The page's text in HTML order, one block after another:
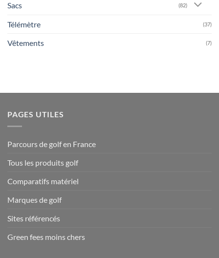
Sacs (82)
Télémètre (37)
Vêtements (7)
PAGES UTILES
Parcours de golf en France
Tous les produits golf
Comparatifs matériel
Marques de golf
Sites référencés
Green fees moins chers